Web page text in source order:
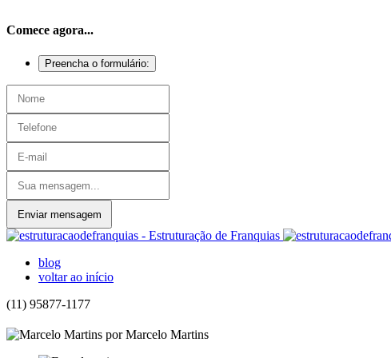
Comece agora...
Preencha o formulário:
Enviar mensagem
blog
voltar ao início
(11) 95877-1177
por Marcelo Martins